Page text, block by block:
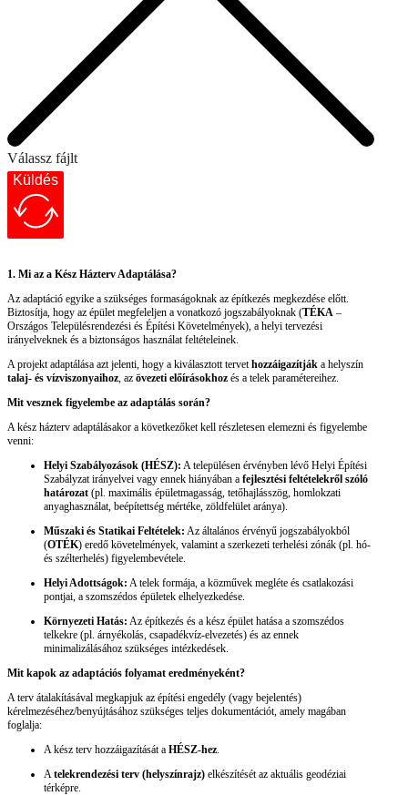
Válassz fájlt
Küldés
1. Mi az a Kész Házterv Adaptálása?
Az adaptáció egyike a szükséges formaságoknak az építkezés megkezdése előtt.
Biztosítja, hogy az épület megfeleljen a vonatkozó jogszabályoknak (TÉKA –
Országos Településrendezési és Építési Követelmények), a helyi tervezési
irányelveknek és a biztonságos használat feltételeinek.
A projekt adaptálása azt jelenti, hogy a kiválasztott tervethozzáigazítják a helyszín
talaj- és vízviszonyaihoz, az övezeti előírásokhoz és a telek paramétereihez.
Mit vesznek figyelembe az adaptálás során?
A kész házterv adaptálásakor a következőket kell részletesen elemezni és figyelembe
venni:
Helyi Szabályozások (HÉSZ): A településen érvényben lévő Helyi Építési
Szabályzat irányelvei vagy ennek hiányában a fejlesztési feltételekről szóló
határozat (pl. maximális épületmagasság, tetőhajlásszög, homlokzati
anyaghasználat, beépítettség mértéke, zöldfelület aránya).
Műszaki és Statikai Feltételek: Az általános érvényű jogszabályokból
(OTÉK) eredő követelmények, valamint a szerkezeti terhelési zónák (pl. hó-
és szélterhelés) figyelembevétele.
Helyi Adottságok: A telek formája, a közművek megléte és csatlakozási
pontjai, a szomszédos épületek elhelyezkedése.
Környezeti Hatás: Az építkezés és a kész épület hatása a szomszédos
telkekre (pl. árnyékolás, csapadékvíz-elvezetés) és az ennek
minimalizálásához szükséges intézkedések.
Mit kapok az adaptációs folyamat eredményeként?
A terv átalakításával megkapjuk az építési engedély (vagy bejelentés)
kérelmezéséhez/benyújtásához szükséges teljes dokumentációt, amely magában
foglalja:
A kész terv hozzáigazítását a HÉSZ-hez.
Atelekrendezési terv (helyszínrajz) elkészítését az aktuális geodéziai
térképre.